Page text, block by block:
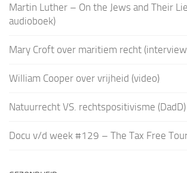
Martin Luther – On the Jews and Their
audioboek)
Mary Croft over maritiem recht
William Cooper over vrijheid (video)
Natuurrecht VS. rechtspositivisme (DadD)
Docu v/d week #129 – The Tax Free